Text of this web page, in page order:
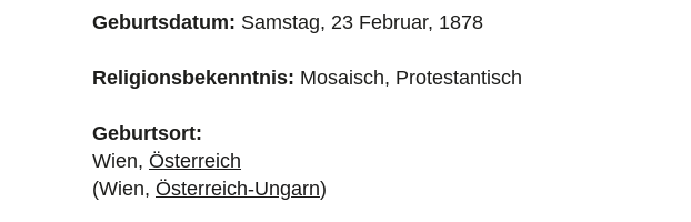
Geburtsdatum: Samstag, 23 Februar, 1878
Religionsbekenntnis: Mosaisch, Protestantisch
Geburtsort:
Wien, Österreich
(Wien, Österreich-Ungarn)